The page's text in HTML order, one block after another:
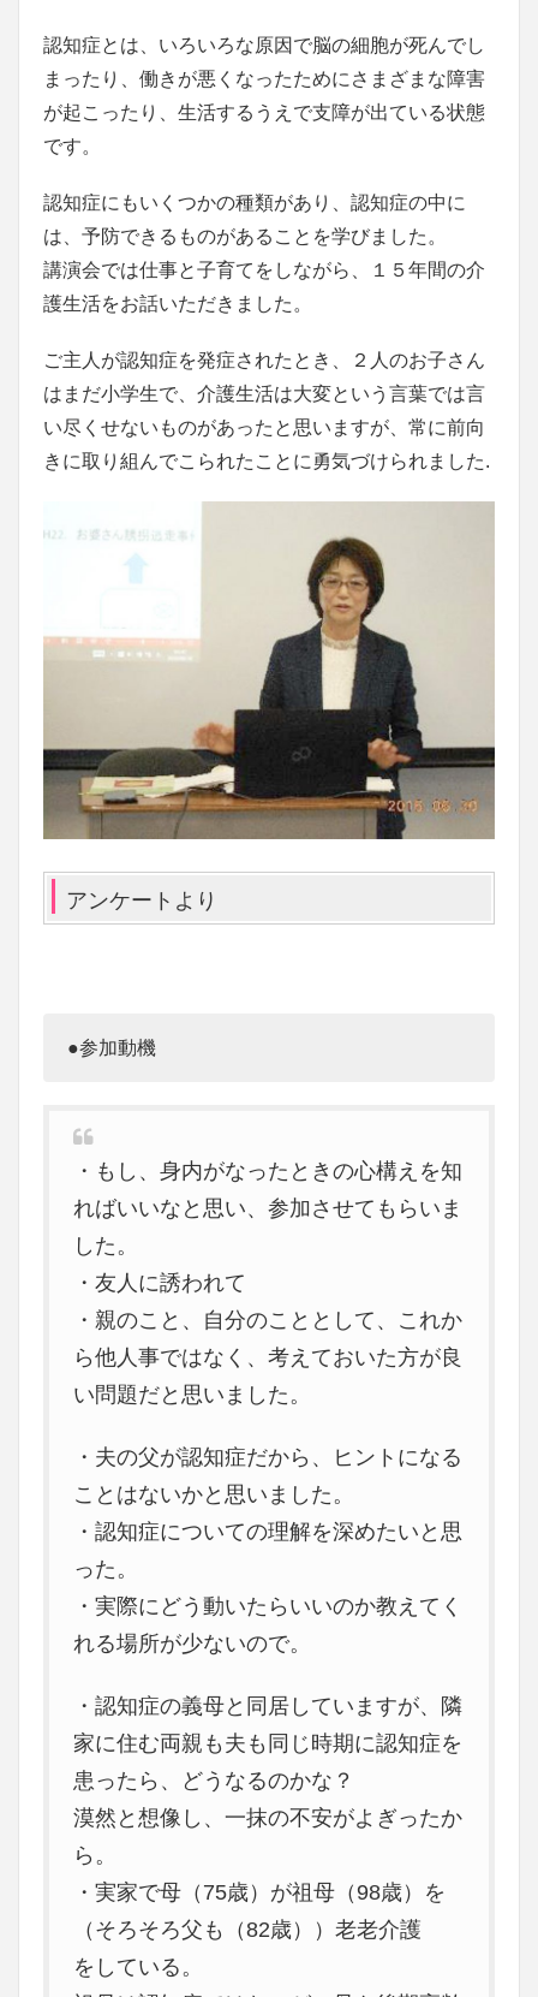
認知症とは、いろいろな原因で脳の細胞が死んでし
まったり、働きが悪くなったためにさまざまな障害
が起こったり、生活するうえで支障が出ている状態
です。
認知症にもいくつかの種類があり、認知症の中に
は、予防できるものがあることを学びました。
講演会では仕事と子育てをしながら、１５年間の介
護生活をお話いただきました。
ご主人が認知症を発症されたとき、２人のお子さん
はまだ小学生で、介護生活は大変という言葉では言
い尽くせないものがあったと思いますが、常に前向
きに取り組んでこられたことに勇気づけられました.
アンケートより
●参加動機
・もし、身内がなったときの心構えを知
ればいいなと思い、参加させてもらいま
した。
・友人に誘われて
・親のこと、自分のこととして、これか
ら他人事ではなく、考えておいた方が良
い問題だと思いました。
・夫の父が認知症だから、ヒントになる
ことはないかと思いました。
・認知症についての理解を深めたいと思
った。
・実際にどう動いたらいいのか教えてく
れる場所が少ないので。
・認知症の義母と同居していますが、隣
家に住む両親も夫も同じ時期に認知症を
患ったら、どうなるのかな？
漠然と想像し、一抹の不安がよぎったか
ら。
・実家で母（75歳）が祖母（98歳）を
（そろそろ父も（82歳））老老介護
をしている。